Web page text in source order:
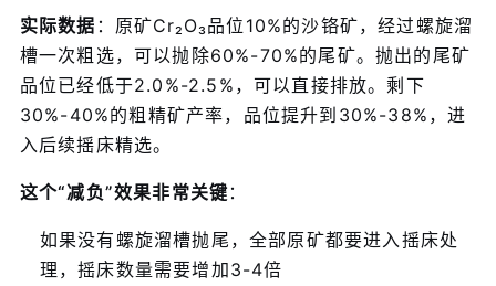
实际数据 ：原矿Cr₂O₃品位10%的沙铬矿，经过螺旋溜
槽一次粗选，可以抛除60%-70%的尾矿。抛出的尾矿
品位已经低于2.0%-2.5%，可以直接排放。剩下
30%-40%的粗精矿产率，品位提升到30%-38%，进
入后续摇床精选。
这个“减负”效果非常关键 ：
如果没有螺旋溜槽抛尾，全部原矿都要进入摇床处
理，摇床数量需要增加3-4倍